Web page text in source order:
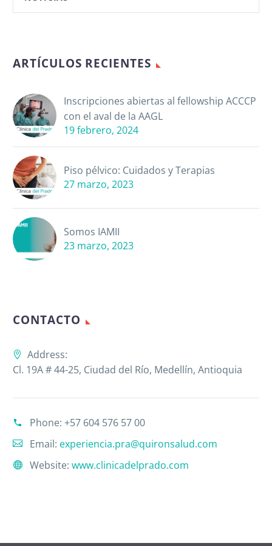
ARTÍCULOS RECIENTES
Inscripciones abiertas al fellowship ACCCP
con el aval de la AAGL
19 febrero, 2024
Piso pélvico: Cuidados y Terapias
27 marzo, 2023
Somos IAMII
23 marzo, 2023
CONTACTO
Address:
Cl. 19A # 44-25, Ciudad del Río, Medellín, Antioquia
Phone: +57 604 576 57 00
Email: experiencia.pra@quironsalud.com
Website: www.clinicadelprado.com